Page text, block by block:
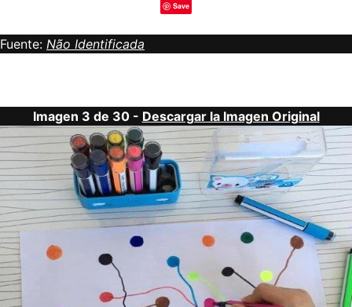
Save
Fuente: Não Identificada
Imagen 3 de 30 - Descargar la Imagen Original